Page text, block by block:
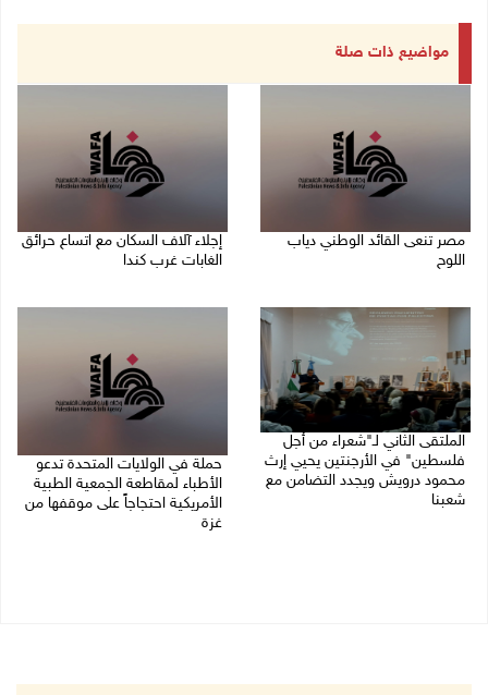
مواضيع ذات صلة
مصر تنعى القائد الوطني دياب
اللوح
إجلاء آلاف السكان مع اتساع حرائق
الغابات غرب كندا
الملتقى الثاني لـ"شعراء من أجل
فلسطين" في الأرجنتين يحيي إرث
محمود درويش ويجدد التضامن مع
شعبنا
حملة في الولايات المتحدة تدعو
الأطباء لمقاطعة الجمعية الطبية
الأمريكية احتجاجاً على موقفها من
غزة